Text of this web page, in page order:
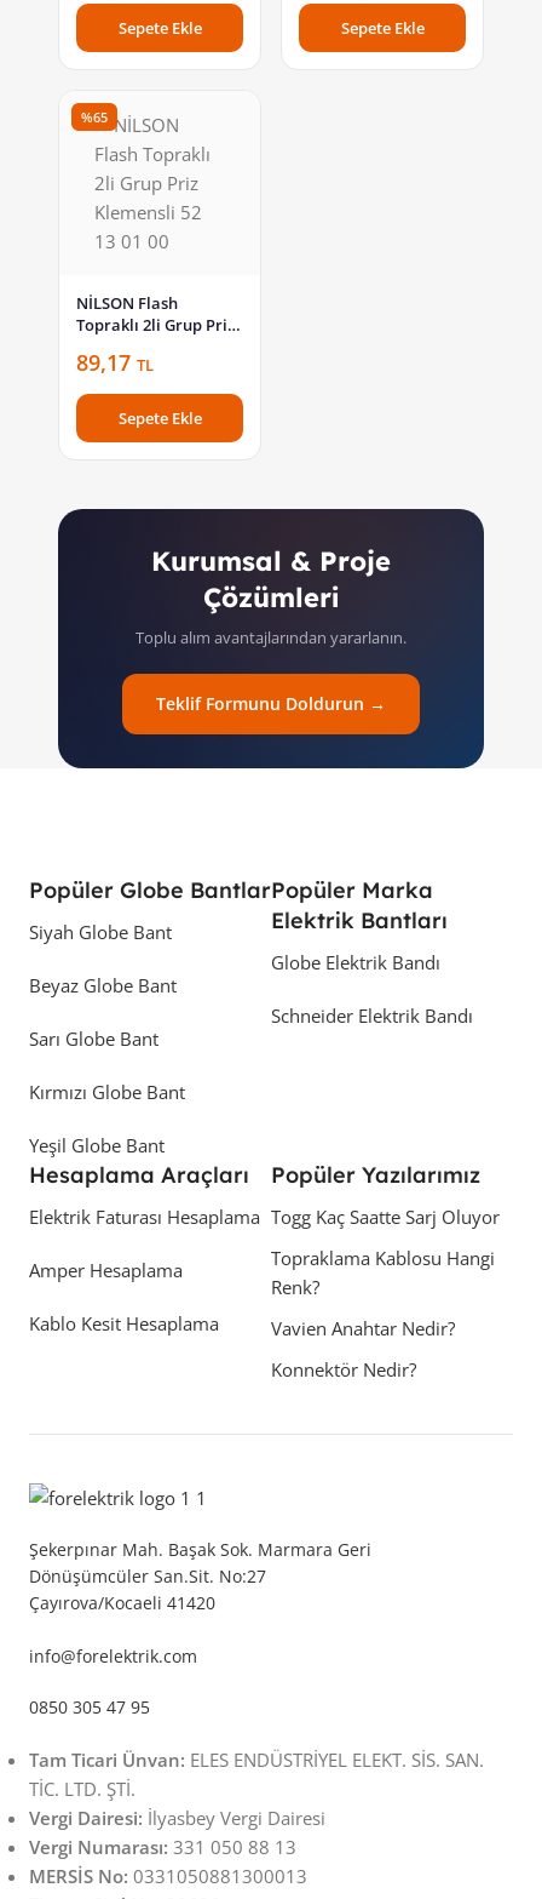
Sepete Ekle Sepete Ekle
%65
NİLSON Flash
Topraklı 2li Grup Priz
89,17 TL
Sepete Ekle
Kurumsal & Proje
Çözümleri
Toplu alım avantajlarından yararlanın.
Teklif Formunu Doldurun →
Popüler Globe Bantlar
Siyah Globe Bant
Beyaz Globe Bant
Sarı Globe Bant
Kırmızı Globe Bant
Yeşil Globe Bant
Popüler Marka
Elektrik Bantları
Globe Elektrik Bandı
Schneider Elektrik Bandı
Hesaplama Araçları
Elektrik Faturası Hesaplama
Amper Hesaplama
Kablo Kesit Hesaplama
Popüler Yazılarımız
Togg Kaç Saatte Sarj Oluyor
Topraklama Kablosu Hangi
Renk?
Vavien Anahtar Nedir?
Konnektör Nedir?
Şekerpınar Mah. Başak Sok. Marmara Geri
Dönüşümcüler San.Sit. No:27
Çayırova/Kocaeli 41420
info@forelektrik.com
0850 305 47 95
Tam Ticari Ünvan: ELES ENDÜSTRİYEL ELEKT. SİS. SAN.
TİC. LTD. ŞTİ.
Vergi Dairesi: İlyasbey Vergi Dairesi
Vergi Numarası: 331 050 88 13
MERSİS No: 0331050881300013